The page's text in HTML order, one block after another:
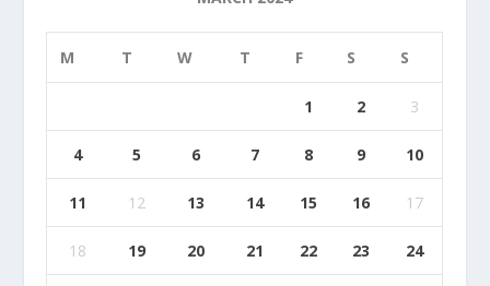
M T W T F S S
1 2 3
4 5 6 7 8 9 10
11 12 13 14 15 16 17
18 19 20 21 22 23 24